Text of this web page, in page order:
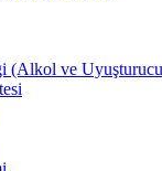
ve Uyuşturucu